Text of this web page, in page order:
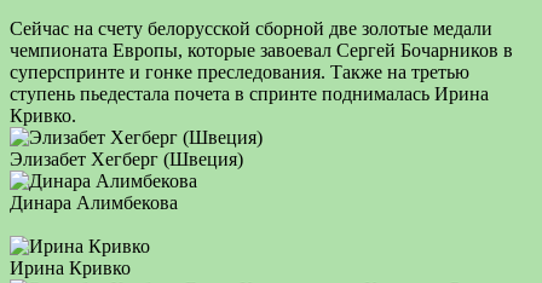
Сейчас на счету белорусской сборной две золотые медали
чемпионата Европы, которые завоевал Сергей Бочарников в
суперспринте и гонке преследования. Также на третью
ступень пьедестала почета в спринте поднималась Ирина
Кривко.
Элизабет Хегберг (Швеция)
Динара Алимбекова
Ирина Кривко